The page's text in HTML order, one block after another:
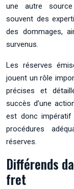
une autre
souvent des
des dommages,
survenus.
Les réserves
jouent un rôle
précises et
succès d’une
est donc impératif
procédures
réserves.
Différends
fret